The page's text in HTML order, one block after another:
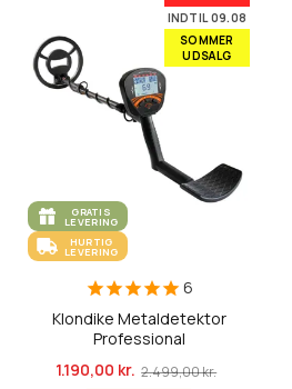
INDTIL 09.08
SOMMER
UDSALG
GRATIS
LEVERING
HURTIG
LEVERING
6
Klondike Metaldetektor
Professional
1.190,00 kr. 2.499,00 kr.